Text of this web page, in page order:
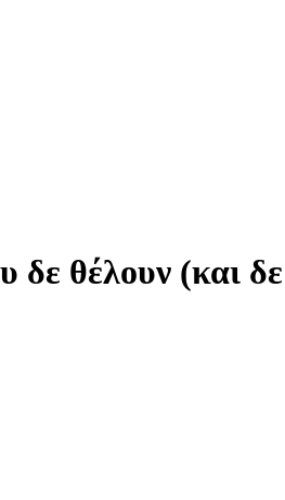
θέλουν (και